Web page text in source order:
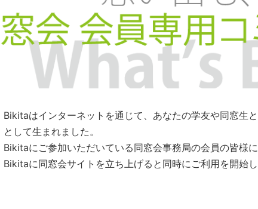
Bikitaはインターネットを通じて、あなたの学友や同窓生
として生まれました。
Bikitaにご参加いただいている同窓会事務局の会員の皆様
Bikitaに同窓会サイトを立ち上げると同時にご利用を開始し